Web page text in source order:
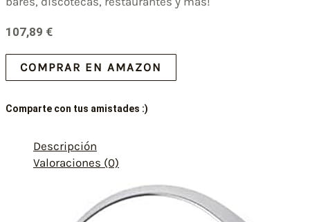
107,89 €
COMPRAR EN AMAZON
Comparte con tus amistades :)
Descripción
Valoraciones (0)